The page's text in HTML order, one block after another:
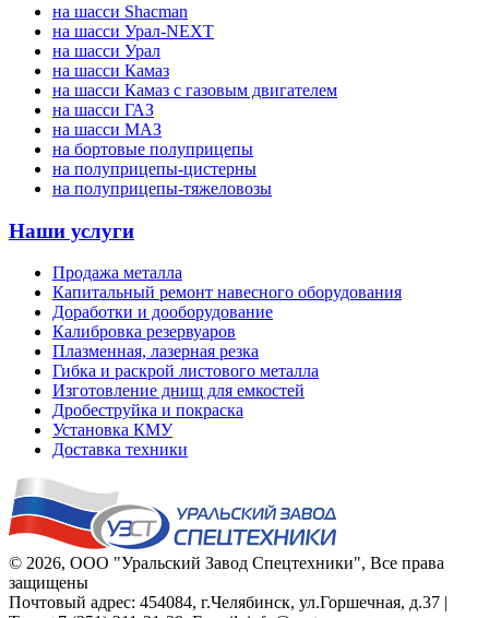
на шасси Shacman
на шасси Урал-NEXT
на шасси Урал
на шасси Камаз
на шасси Камаз с газовым двигателем
на шасси ГАЗ
на шасси МАЗ
на бортовые полуприцепы
на полуприцепы-цистерны
на полуприцепы-тяжеловозы
Наши услуги
Продажа металла
Капитальный ремонт навесного оборудования
Доработки и дооборудование
Калибровка резервуаров
Плазменная, лазерная резка
Гибка и раскрой листового металла
Изготовление днищ для емкостей
Дробеструйка и покраска
Установка КМУ
Доставка техники
© 2026, ООО "Уральский Завод Спецтехники", Все права
защищены
Почтовый адрес: 454084, г.Челябинск, ул.Горшечная, д.37 |